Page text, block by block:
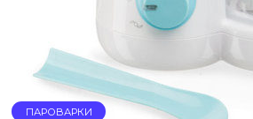
ПАРОВАРКИ